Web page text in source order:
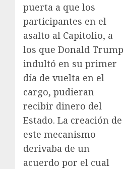
puerta a que los
participantes en el
asalto al Capitolio, a
los que Donald Trump
indultó en su primer
día de vuelta en el
cargo, pudieran
recibir dinero del
Estado. La creación de
este mecanismo
derivaba de un
acuerdo por el cual